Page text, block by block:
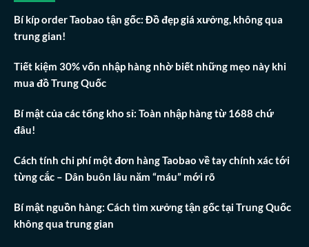
Bí kíp order Taobao tận gốc: Đồ đẹp giá xưởng, không qua
trung gian!
Tiết kiệm 30% vốn nhập hàng nhờ biết những mẹo này khi
mua đồ Trung Quốc
Bí mật của các tổng kho sỉ: Toàn nhập hàng từ 1688 chứ
đâu!
Cách tính chi phí một đơn hàng Taobao về tay chính xác tới
từng cắc – Dân buôn lâu năm “máu” mới rõ
Bí mật nguồn hàng: Cách tìm xưởng tận gốc tại Trung Quốc
không qua trung gian